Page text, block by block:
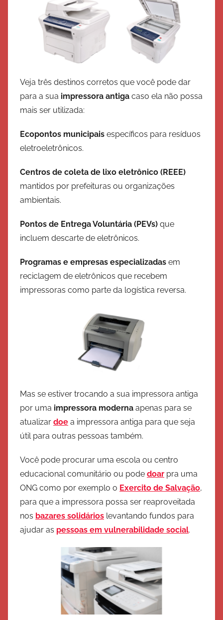
Veja três destinos corretos que você pode dar
para a sua impressora antiga caso ela não possa
mais ser utilizada:
Ecopontos municipais específicos para resíduos
eletroeletrônicos.
Centros de coleta de lixo eletrônico (REEE)
mantidos por prefeituras ou organizações
ambientais.
Pontos de Entrega Voluntária (PEVs) que
incluem descarte de eletrônicos.
Programas e empresas especializadas em
reciclagem de eletrônicos que recebem
impressoras como parte da logística reversa.
Mas se estiver trocando a sua impressora antiga
por uma impressora moderna apenas para se
atualizar doe a impressora antiga para que seja
útil para outras pessoas também.
Você pode procurar uma escola ou centro
educacional comunitário ou pode doar pra uma
ONG como por exemplo o Exercito de Salvação,
para que a impressora possa ser reaproveitada
nos bazares solidários levantando fundos para
ajudar as pessoas em vulnerabilidade social.